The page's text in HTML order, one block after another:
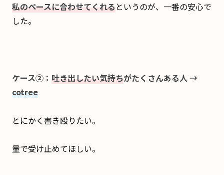
私のペースに合わせてくれるというのが、一番の安心で
した。
ケース②： 吐き出したい気持ちがたくさんある人 →
cotree
とにかく書き殴りたい。
量で受け止めてほしい。